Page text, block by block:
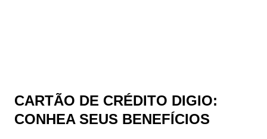
CARTÃO DE CRÉDITO DIGIO:
CONHEA SEUS BENEFÍCIOS